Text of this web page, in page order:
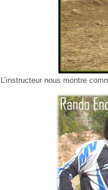
L’instructeur nous montre